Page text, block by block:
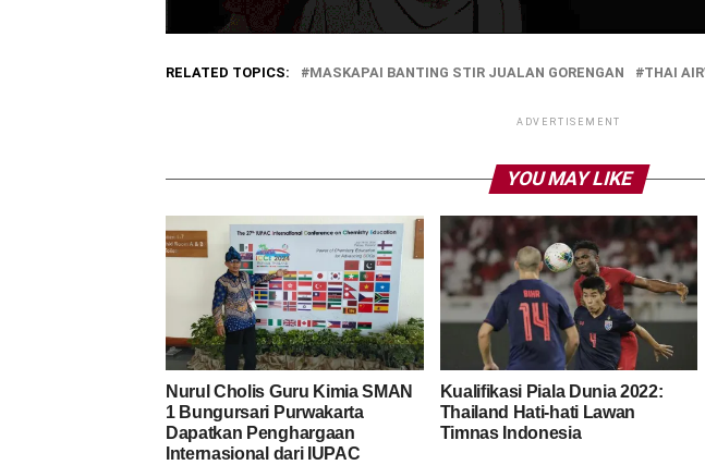
RELATED TOPICS: MASKAPAI BANTING STIR JUALAN GORENGAN THAI
ADVERTISEMENT
YOU MAY LIKE
Nurul Cholis Guru Kimia SMAN
1 Bungursari Purwakarta
Dapatkan Penghargaan
Internasional dari IUPAC
Kualifikasi Piala Dunia 2022:
Thailand Hati-hati Lawan
Timnas Indonesia